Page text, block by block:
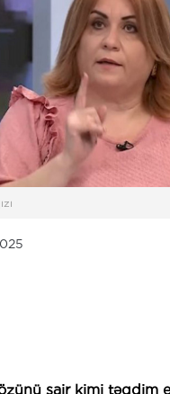
özünü şair kimi təqdim